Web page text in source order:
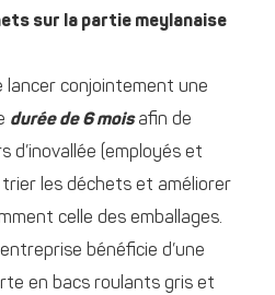
sur la partie meylanaise
lancer conjointement une
durée de 6 moisafin de
d’inovallée (employés et
les déchets et améliorer
celle des emballages.
bénéficie d’une
en bacs roulants gris et